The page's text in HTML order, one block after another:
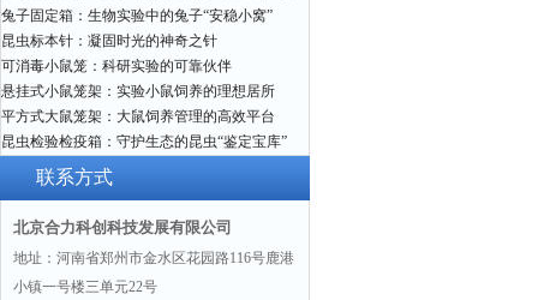
兔子固定箱：生物实验中的兔子“安稳小窝”
昆虫标本针：凝固时光的神奇之针
可消毒小鼠笼：科研实验的可靠伙伴
悬挂式小鼠笼架：实验小鼠饲养的理想居所
平方式大鼠笼架：大鼠饲养管理的高效平台
昆虫检验检疫箱：守护生态的昆虫“鉴定宝库”
联系方式
北京合力科创科技发展有限公司
地址：河南省郑州市金水区花园路116号鹿港
小镇一号楼三单元22号